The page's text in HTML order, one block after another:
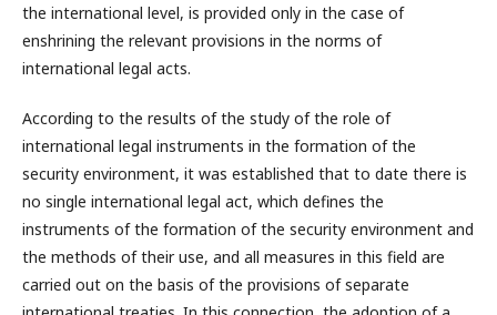
the international level, is provided only in the case of
enshrining the relevant provisions in the norms of
international legal acts.
According to the results of the study of the role of
international legal instruments in the formation of the
security environment, it was established that to date there is
no single international legal act, which defines the
instruments of the formation of the security environment and
the methods of their use, and all measures in this field are
carried out on the basis of the provisions of separate